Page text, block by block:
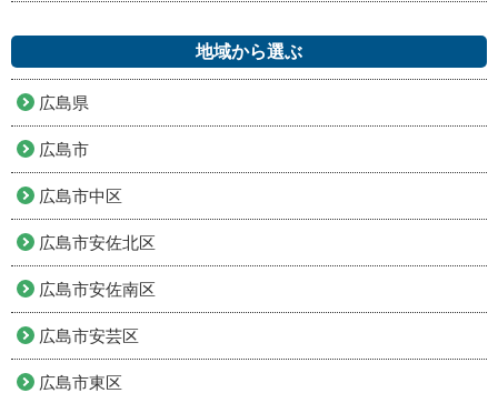
地域から選ぶ
広島県
広島市
広島市中区
広島市安佐北区
広島市安佐南区
広島市安芸区
広島市東区